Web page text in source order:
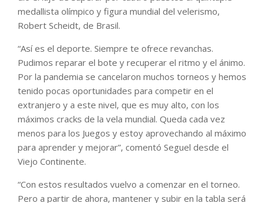
medallista olímpico y figura mundial del velerismo,
Robert Scheidt, de Brasil.
“Así es el deporte. Siempre te ofrece revanchas.
Pudimos reparar el bote y recuperar el ritmo y el ánimo.
Por la pandemia se cancelaron muchos torneos y hemos
tenido pocas oportunidades para competir en el
extranjero y a este nivel, que es muy alto, con los
máximos cracks de la vela mundial. Queda cada vez
menos para los Juegos y estoy aprovechando al máximo
para aprender y mejorar”, comentó Seguel desde el
Viejo Continente.
“Con estos resultados vuelvo a comenzar en el torneo.
Pero a partir de ahora, mantener y subir en la tabla será